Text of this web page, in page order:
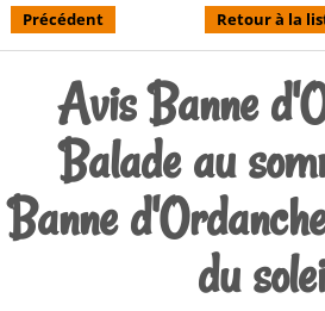
Précédent Retour à la
Avis Banne
Balade au
Banne
du